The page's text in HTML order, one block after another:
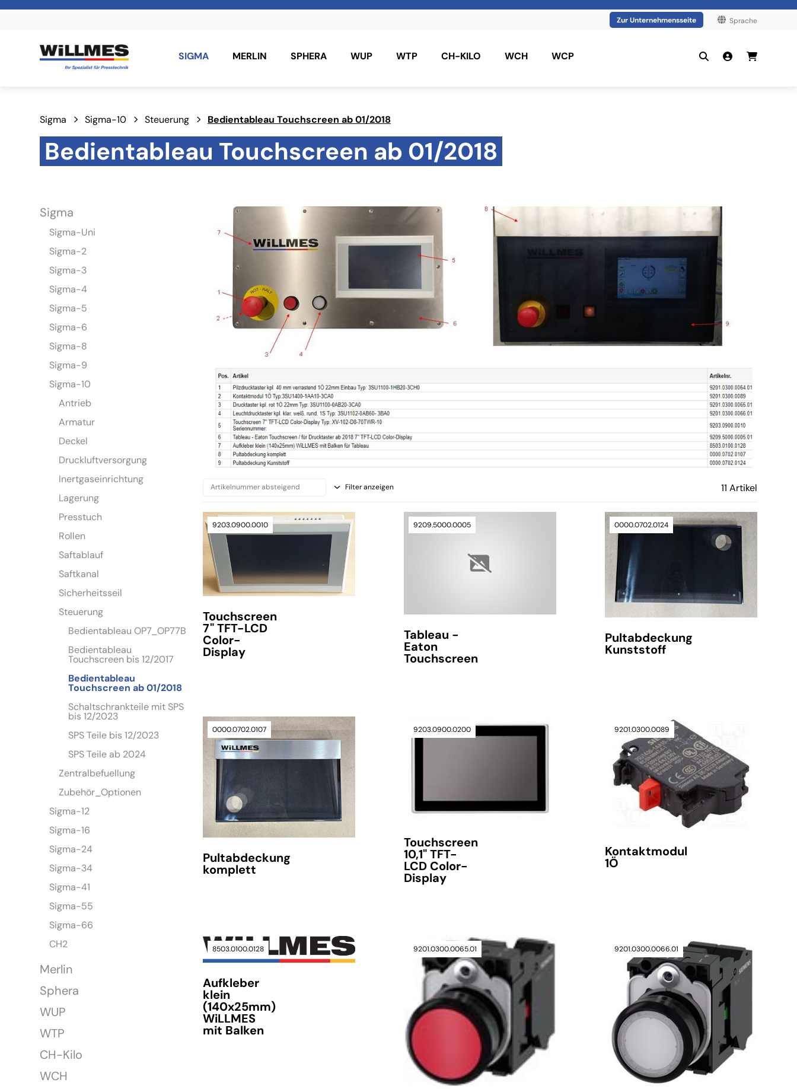
Sprache
Zur Unternehmensseite
SIGMA MERLIN SPHERA WUP WTP CH-KILO WCH WCP
Sigma Sigma-10 Steuerung Bedientableau Touchscreen ab 01/2018
Bedientableau Touchscreen ab 01/2018
Sigma
Sigma-Uni
Sigma-2
Sigma-3
Sigma-4
Sigma-5
Sigma-6
Sigma-8
Sigma-9
Sigma-10
Antrieb
Armatur
Deckel
Druckluftversorgung
Inertgaseinrichtung
Lagerung
Presstuch
Rollen
Saftablauf
Saftkanal
Sicherheitsseil
Steuerung
Bedientableau OP7_OP77B
Bedientableau
Touchscreen bis 12/2017
Bedientableau
Touchscreen ab 01/2018
Schaltschrankteile mit SPS
bis 12/2023
SPS Teile bis 12/2023
SPS Teile ab 2024
Zentralbefuellung
Zubehör_Optionen
Sigma-12
Sigma-16
Sigma-24
Sigma-34
Sigma-41
Sigma-55
Sigma-66
CH2
Merlin
Sphera
WUP
WTP
CH-Kilo
WCH
Filter anzeigen 11 Artikel
9203.0900.0010
Touchscreen
7" TFT-LCD
Color-
Display
9209.5000.0005
Tableau -
Eaton
Touchscreen
0000.0702.0124
Pultabdeckung
Kunststoff
0000.0702.0107
verfügbar
Pultabdeckung
komplett
9203.0900.0200
Touchscreen
10,1" TFT-
LCD Color-
Display
9201.0300.0089
Kontaktmodul
1Ö
8503.0100.0128
verfügbar
Aufkleber
klein
(140x25mm)
WiLLMES
mit Balken
9201.0300.0065.01 9201.0300.0066.01